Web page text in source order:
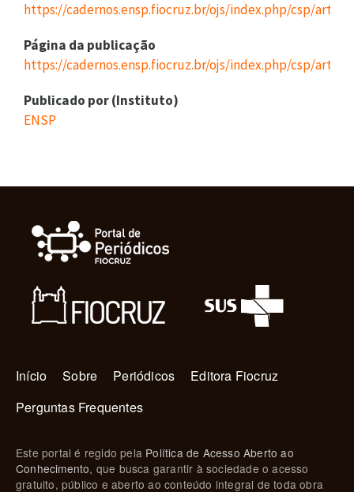
https://cadernos.ensp.fiocruz.br/ojs/index.php/csp/
Página da publicação
https://cadernos.ensp.fiocruz.br/ojs/index.php/csp/
Publicado por (Instituto)
ENSP
Navegação principal
Início Sobre Periódicos
Editora Fiocruz
Perguntas Frequentes
Este portal é regido pela Política de Acesso Aberto ao
Conhecimento, que busca garantir à sociedade o acesso
gratuito, público e aberto ao conteúdo integral de toda obra